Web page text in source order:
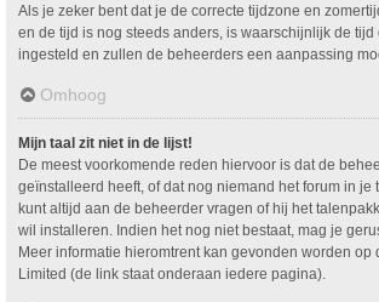
Als je zeker bent dat je de correcte tijdzone en
en de tijd is nog steeds anders, is waarschijnlijk de tijd
ingesteld en zullen de beheerders een aanpassing
Omhoog
Mijn taal zit niet in de lijst!
De meest voorkomende reden hiervoor is dat de
geïnstalleerd heeft, of dat nog niemand het forum in je
kunt altijd aan de beheerder vragen of hij het
wil installeren. Indien het nog niet bestaat, mag je
Meer informatie hieromtrent kan gevonden worden op
Limited (de link staat onderaan iedere pagina).